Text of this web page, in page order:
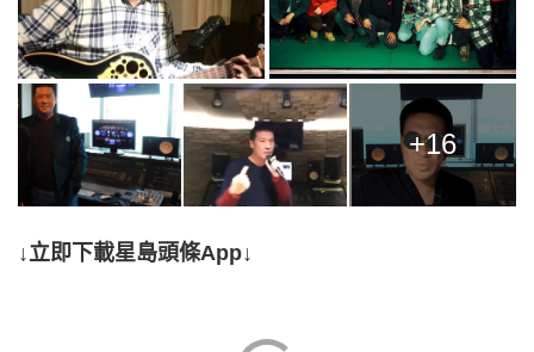
+16
↓立即下載星島頭條App↓